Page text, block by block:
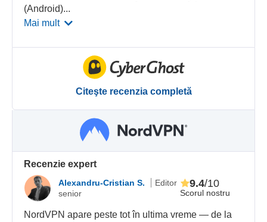
(Android)...
Mai mult
Citeşte recenzia completă
Recenzie expert
Alexandru-Cristian S.
Editor
senior
Scorul nostru
9.4/10
NordVPN apare peste tot în ultima vreme — de la